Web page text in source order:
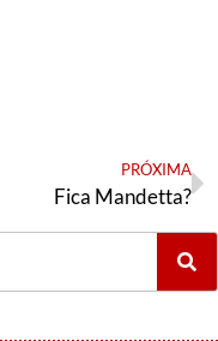
PRÓXIMA
Fica Mandetta?